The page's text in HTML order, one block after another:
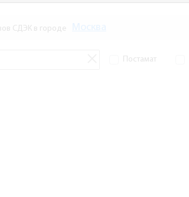
СДЭК в городе
Постамат